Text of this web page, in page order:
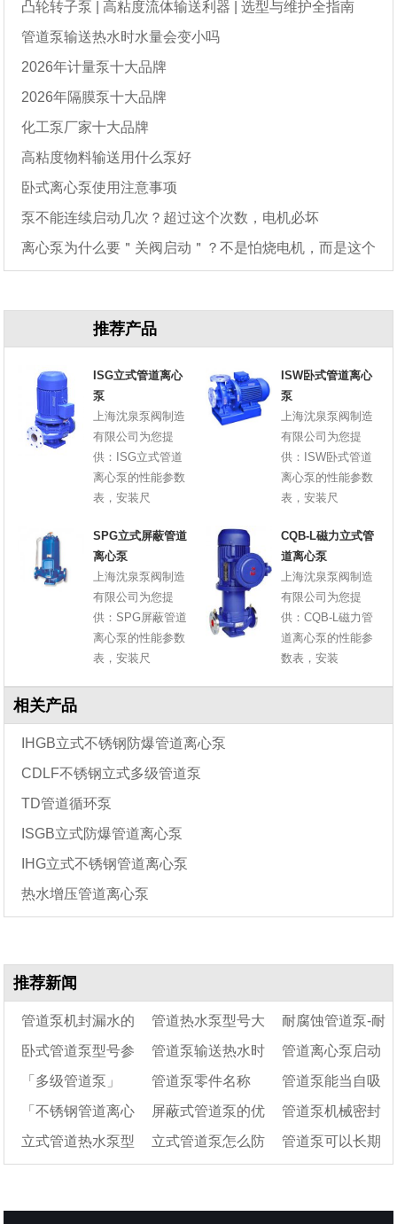
凸轮转子泵 | 高粘度流体输送利器 | 选型与维护全指南
管道泵输送热水时水量会变小吗
2026年计量泵十大品牌
2026年隔膜泵十大品牌
化工泵厂家十大品牌
高粘度物料输送用什么泵好
卧式离心泵使用注意事项
泵不能连续启动几次？超过这个次数，电机必坏
离心泵为什么要＂关阀启动＂？不是怕烧电机，而是这个
推荐产品
ISG立式管道离心
泵
上海沈泉泵阀制造
有限公司为您提
供：ISG立式管道
离心泵的性能参数
表，安装尺
ISW卧式管道离心
泵
上海沈泉泵阀制造
有限公司为您提
供：ISW卧式管道
离心泵的性能参数
表，安装尺
SPG立式屏蔽管道
离心泵
上海沈泉泵阀制造
有限公司为您提
供：SPG屏蔽管道
离心泵的性能参数
表，安装尺
CQB-L磁力立式管
道离心泵
上海沈泉泵阀制造
有限公司为您提
供：CQB-L磁力管
道离心泵的性能参
数表，安装
相关产品
IHGB立式不锈钢防爆管道离心泵
CDLF不锈钢立式多级管道泵
TD管道循环泵
ISGB立式防爆管道离心泵
IHG立式不锈钢管道离心泵
热水增压管道离心泵
推荐新闻
管道泵机封漏水的
原因
管道热水泵型号大
全及参数说明
耐腐蚀管道泵-耐
腐管道离心泵
卧式管道泵型号参
数表
管道泵输送热水时
水量会变小吗
管道离心泵启动
故障及处理方法
（管道泵的安装示
意图）
「多级管道泵」
GDL立式多级管道泵
有哪些特点与选型应
管道泵零件名称
（管道泵如何换水
封）
管道泵能当自吸
泵用吗
「不锈钢管道离心
泵」IHG立式不锈钢
屏蔽式管道泵的优
点和缺点
管道泵机械密封
的安装方法
立式管道热水泵型 立式管道泵怎么防 管道泵可以长期